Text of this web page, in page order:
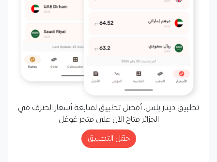
تطبيق دينار بلس، أفضل تطبيق لمتابعة أسعار الصرف في
الجزائر متاح الآن على متجر غوغل
حمّل التطبيق